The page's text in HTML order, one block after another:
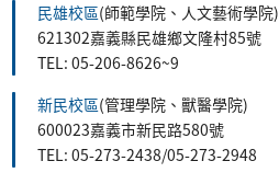
民雄校區(師範學院、人文藝術學院)
621302嘉義縣民雄鄉文隆村85號
TEL: 05-206-8626~9
新民校區(管理學院、獸醫學院)
600023嘉義市新民路580號
TEL: 05-273-2438/05-273-2948